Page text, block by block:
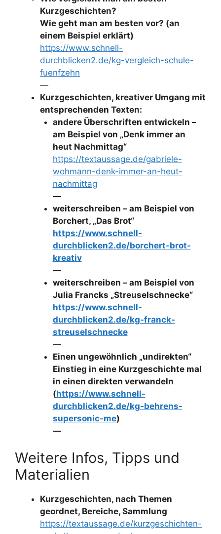
Kurzgeschichten?
Wie geht man am besten vor? (an
einem Beispiel erklärt)
https://www.schnell-
durchblicken2.de/kg-vergleich-schule-
fuenfzehn
—
Kurzgeschichten, kreativer Umgang mit
entsprechenden Texten:
andere Überschriften entwickeln –
am Beispiel von „Denk immer an
heut Nachmittag“
https://textaussage.de/gabriele-
wohmann-denk-immer-an-heut-
nachmittag
—
weiterschreiben – am Beispiel von
Borchert, „Das Brot“
https://www.schnell-
durchblicken2.de/borchert-brot-
kreativ
—
weiterschreiben – am Beispiel von
Julia Francks „Streuselschnecke“
https://www.schnell-
durchblicken2.de/kg-franck-
streuselschnecke
—
Einen ungewöhnlich „undirekten“
Einstieg in eine Kurzgeschichte mal
in einen direkten verwandeln
(https://www.schnell-
durchblicken2.de/kg-behrens-
supersonic-me)
—
Weitere Infos, Tipps und
Materialien
Kurzgeschichten, nach Themen
geordnet, Bereiche, Sammlung
https://textaussage.de/kurzgeschichten-